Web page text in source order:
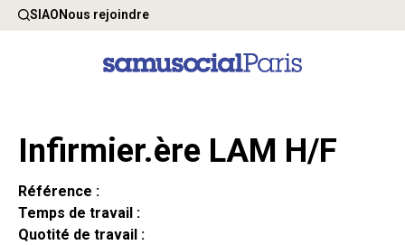
SIAONous rejoindre
Infirmier.ère LAM H/F
Référence :
Temps de travail :
Quotité de travail :